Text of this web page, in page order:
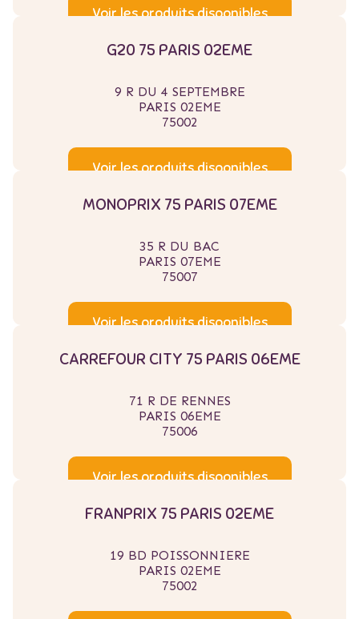
Voir les produits disponibles
G20 75 PARIS 02EME
9 R DU 4 SEPTEMBRE
PARIS 02EME
75002
Voir les produits disponibles
MONOPRIX 75 PARIS 07EME
35 R DU BAC
PARIS 07EME
75007
Voir les produits disponibles
CARREFOUR CITY 75 PARIS 06EME
71 R DE RENNES
PARIS 06EME
75006
Voir les produits disponibles
FRANPRIX 75 PARIS 02EME
19 BD POISSONNIERE
PARIS 02EME
75002